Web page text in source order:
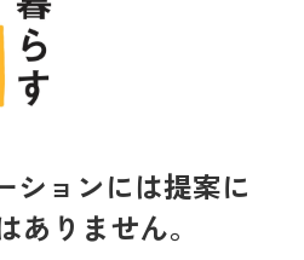
ションには提案に
ありません。